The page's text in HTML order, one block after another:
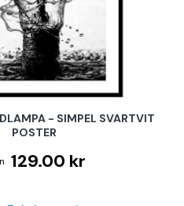
- SIMPEL SVARTVIT
POSTER
129.00 kr